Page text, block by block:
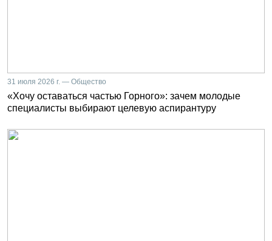
31 июля 2026 г. — Общество
«Хочу оставаться частью Горного»: зачем молодые
специалисты выбирают целевую аспирантуру